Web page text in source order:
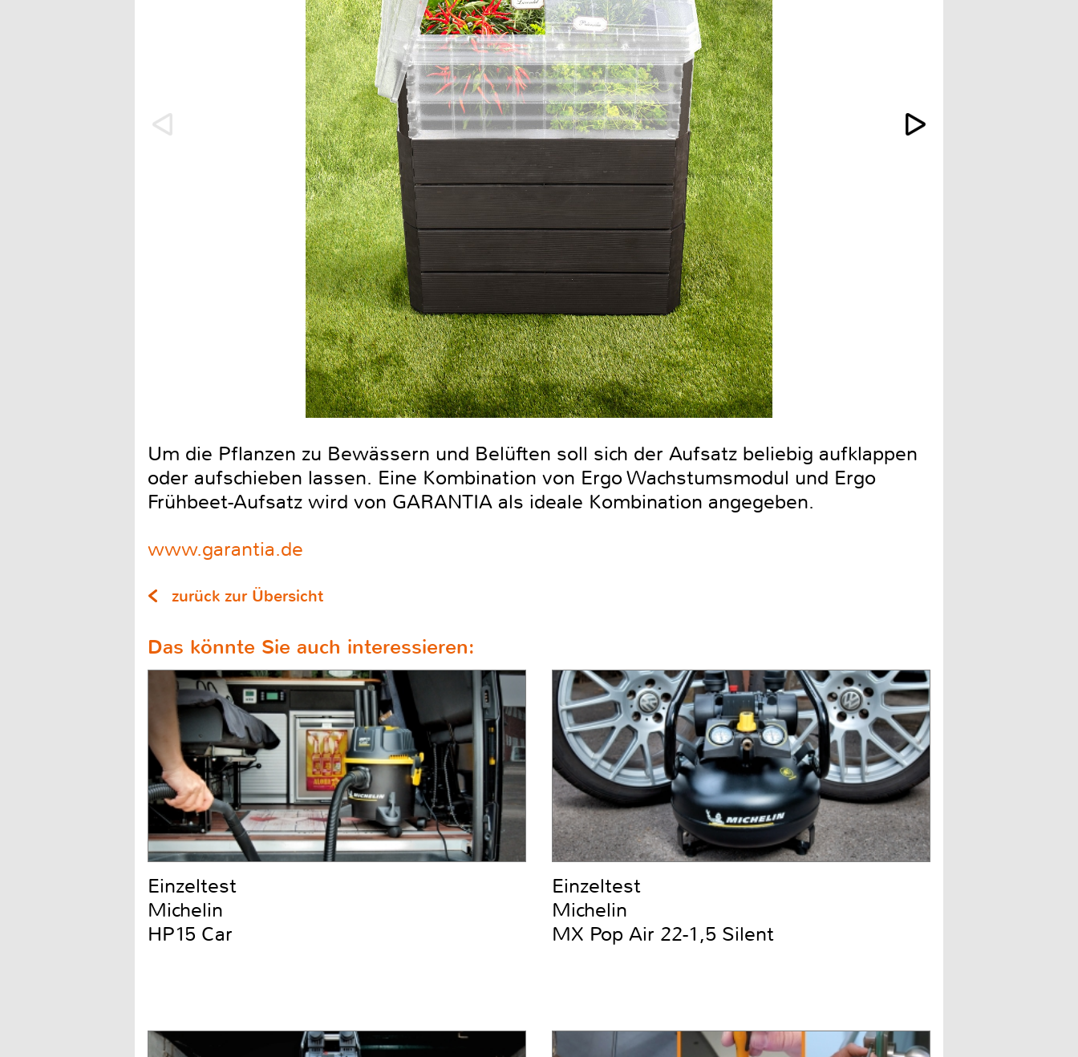
Um die Pflanzen zu Bewässern und Belüften soll sich der Aufsatz beliebig aufklappen
oder aufschieben lassen. Eine Kombination von Ergo Wachstumsmodul und Ergo
Frühbeet-Aufsatz wird von GARANTIA als ideale Kombination angegeben.
www.garantia.de
zurück zur Übersicht
Das könnte Sie auch interessieren:
Einzeltest
Michelin
HP15 Car
Einzeltest
Michelin
MX Pop Air 22-1,5 Silent